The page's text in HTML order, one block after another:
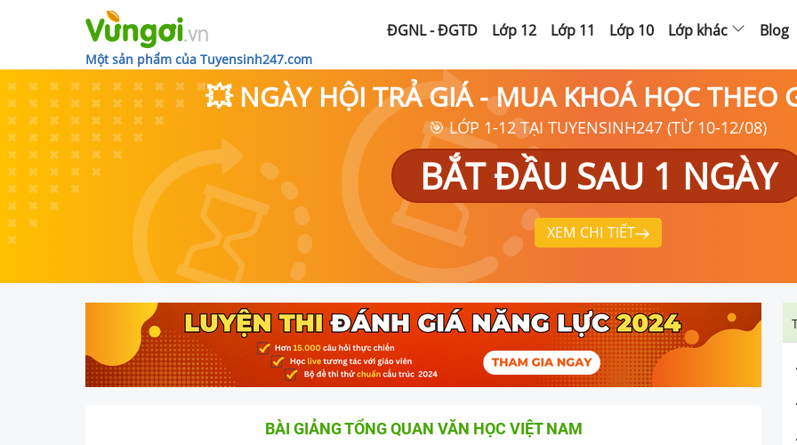
Một sản phẩm của Tuyensinh247.com
ĐGNL - ĐGTD Lớp 12 Lớp 11 Lớp 10 Lớp khác Blog
💥 NGÀY HỘI TRẢ GIÁ - MUA KHOÁ HỌC THEO
🎯 LỚP 1-12 TẠI TUYENSINH247 (TỪ 10-12/08)
BẮT ĐẦU SAU 1 NGÀY
XEM CHI TIẾT
BÀI GIẢNG TỔNG QUAN VĂN HỌC VIỆT NAM